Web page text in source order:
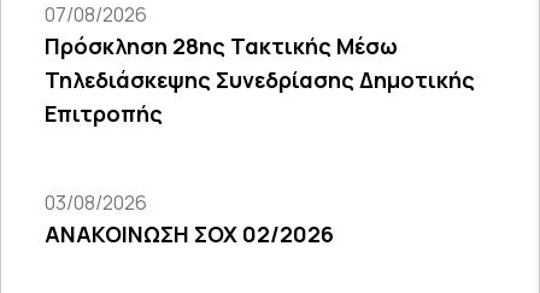
07/08/2026
Πρόσκληση 28ης Τακτικής Μέσω
Τηλεδιάσκεψης Συνεδρίασης Δημοτικής
Επιτροπής
03/08/2026
ΑΝΑΚΟΙΝΩΣΗ ΣΟΧ 02/2026